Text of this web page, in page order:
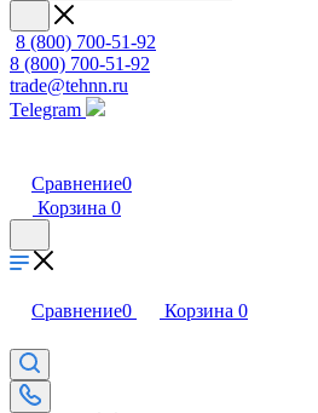
8 (800) 700-51-92
8 (800) 700-51-92
trade@tehnn.ru
Telegram
Сравнение0
Корзина 0
Сравнение0 Корзина 0